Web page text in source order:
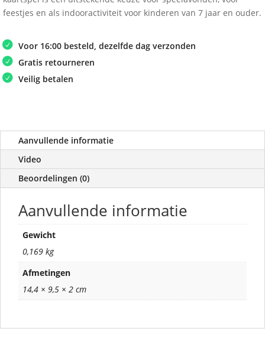
feestjes en als indooractiviteit voor kinderen van 7 jaar en ouder.
Voor 16:00 besteld, dezelfde dag verzonden
Gratis retourneren
Veilig betalen
Aanvullende informatie
Video
Beoordelingen (0)
Aanvullende informatie
Gewicht
0,169 kg
Afmetingen
14,4 × 9,5 × 2 cm